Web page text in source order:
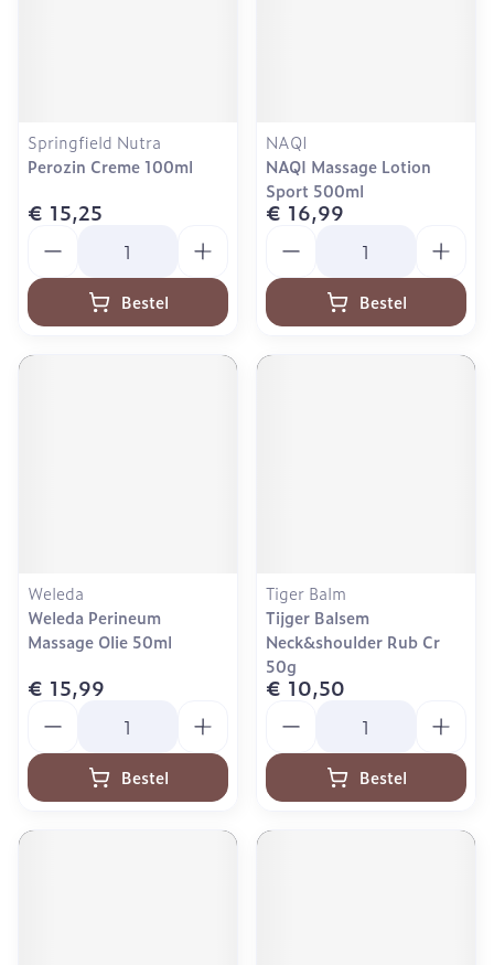
Springfield Nutra
Perozin Creme 100ml
€ 15,25
Bestel
NAQI
NAQI Massage Lotion
Sport 500ml
€ 16,99
Bestel
Weleda
Weleda Perineum
Massage Olie 50ml
€ 15,99
Bestel
Tiger Balm
Tijger Balsem
Neck&shoulder Rub Cr
50g
€ 10,50
Bestel